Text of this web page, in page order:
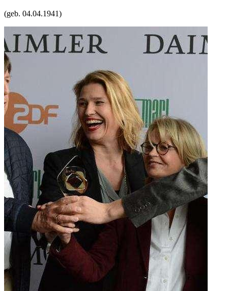
(geb. 04.04.1941)